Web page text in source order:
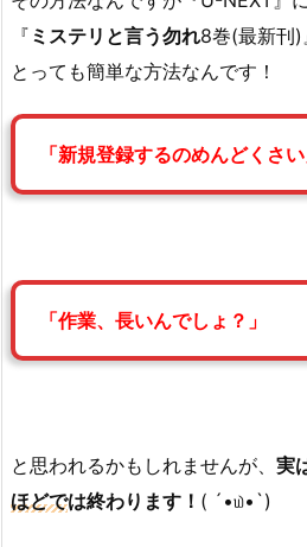
『 ミステリと言う勿れ8巻(最新刊)
とっても簡単な方法なんです！
「新規登録するのめんどくさい
「作業、長いんでしょ？」
と思われるかもしれませんが、 実
ほどでは終わります！ ( ´•௰•`)